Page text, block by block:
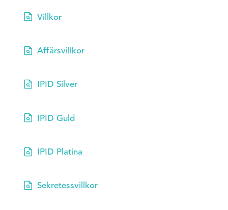
 Villkor
 Affärsvillkor
 IPID Silver
 IPID Guld
 IPID Platina
 Sekretessvillkor